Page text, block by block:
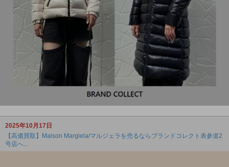
2025年10月17日
【高価買取】Maison Margiela/マルジェラを売るならブランドコレクト表参道2
号店へ...